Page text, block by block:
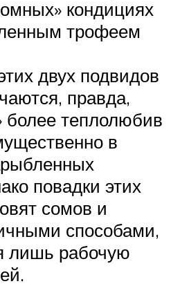
кондициях
трофеем
двух подвидов
правда,
теплолюбив
в
повадки этих
сомов и
способами,
лишь рабочую